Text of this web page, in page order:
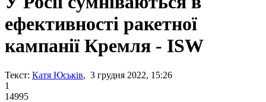
ефективності ракетної
кампанії Кремля - ISW
Текст: Катя Юськів, 3 грудня 2022, 15:26
1
14995